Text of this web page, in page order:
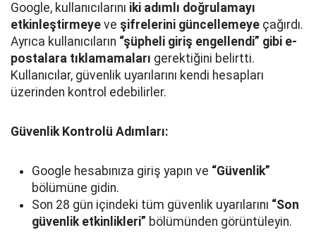
Google, kullanıcılarını iki adımlı doğrulamayı
etkinleştirmeye ve şifrelerini güncellemeye çağırdı.
Ayrıca kullanıcıların “şüpheli giriş engellendi” gibi e-
postalara tıklamamaları gerektiğini belirtti.
Kullanıcılar, güvenlik uyarılarını kendi hesapları
üzerinden kontrol edebilirler.
Güvenlik Kontrolü Adımları:
Google hesabınıza giriş yapın ve “Güvenlik”
bölümüne gidin.
Son 28 gün içindeki tüm güvenlik uyarılarını “Son
güvenlik etkinlikleri” bölümünden görüntüleyin.